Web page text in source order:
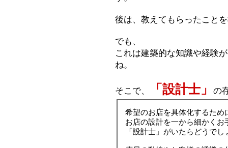
後は、教えてもらったこと
でも、
これは建築的な知識や経験
ね。
そこで、 「設計士」 の
希望のお店を具体化するため
お店の設計を一から細かくお
「設計士」がいたらどうでし